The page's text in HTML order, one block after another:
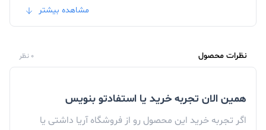
که برای کنترل بسیار دقیق و نرم ساخته شده است.شکل
می‌گیرد.نصب سریع و آسان، بدون نیاز به نصب درایورهای
اضافی انجام می‌شود.ابعاد: ۵۵x100x33 میلی‌متر
مشاهده بیشتر
نظرات محصول 0 نظر
همین الان تجربه خرید یا استفادتو بنویس
اگر تجربه خرید این محصول رو از فروشگاه آریا داشتی یا